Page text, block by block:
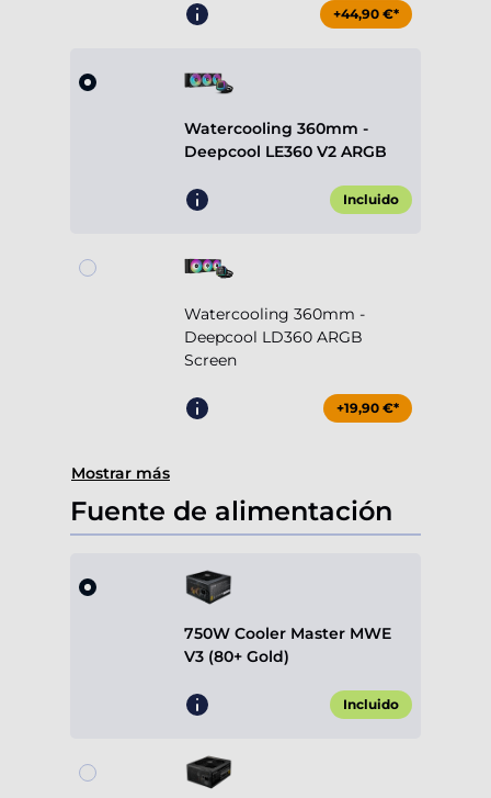
+44,90 €*
Watercooling 360mm -
Deepcool LE360 V2 ARGB
Incluido
Watercooling 360mm -
Deepcool LD360 ARGB
Screen
+19,90 €*
Mostrar más
Fuente de alimentación
750W Cooler Master MWE
V3 (80+ Gold)
Incluido